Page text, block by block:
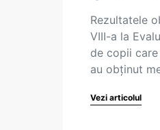
Rezultatele
VIII-a la
de copii
au obținut
Vezi articolul